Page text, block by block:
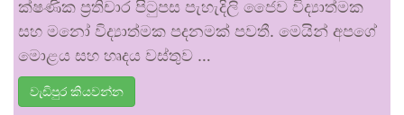
ක්ෂණික ප්‍රතිචාර පිටුපස පැහැදිලි ජෛව විද්‍යාත්මක
සහ මනෝ විද්‍යාත්මක පදනමක් පවතී. මෙයින් අපගේ
මොළය සහ හෘදය වස්තුව …
වැඩිපුර කියවන්න